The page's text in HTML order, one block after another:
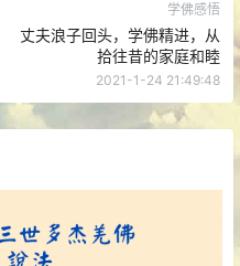
学佛感悟
丈夫浪子回头，学佛精进，从
拾往昔的家庭和睦
2021-1-24 21:49:48